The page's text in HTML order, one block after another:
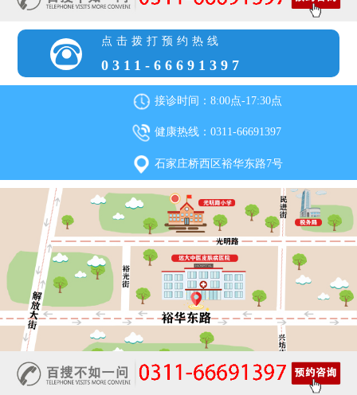
点击拨打预约热线
0311-66691397
接诊时间：8:00点-17:30点
健康热线：0311-66691397
石家庄桥西区裕华东路7号